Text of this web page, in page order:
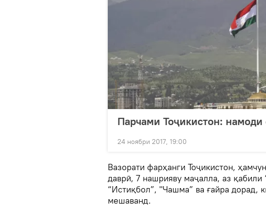
Парчами Тоҷикистон:
24 ноябри 2017, 19:00
Вазорати фарҳанги Тоҷикистон,
даврӣ, 7 нашрияву маҷалла, аз
“Истиқбол”, "Чашма” ва ғайра дорад,
мешаванд.